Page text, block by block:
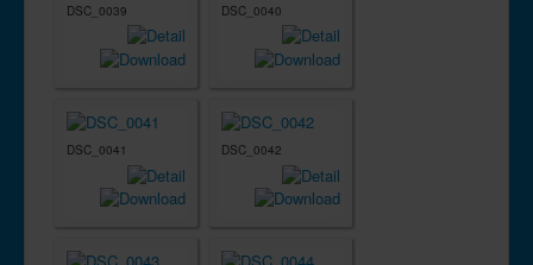
DSC_0039 DSC_0040
DSC_0041 DSC_0042